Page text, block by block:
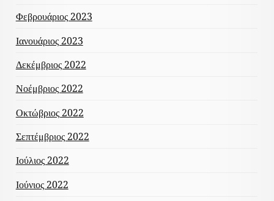
Φεβρουάριος 2023
Ιανουάριος 2023
Δεκέμβριος 2022
Νοέμβριος 2022
Οκτώβριος 2022
Σεπτέμβριος 2022
Ιούλιος 2022
Ιούνιος 2022